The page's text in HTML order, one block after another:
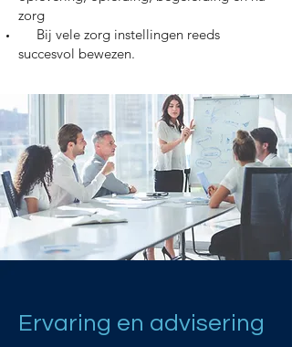
zorg
Bij vele zorg instellingen reeds
succesvol bewezen.
Ervaring en advisering